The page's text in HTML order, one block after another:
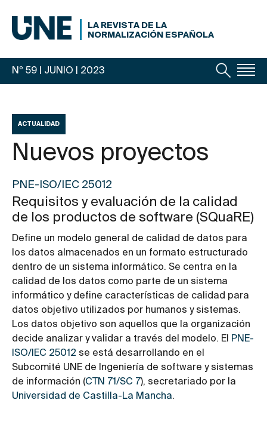
LA REVISTA DE LA
NORMALIZACIÓN ESPAÑOLA
Nº 59 | JUNIO | 2023
ACTUALIDAD
Nuevos proyectos
PNE-ISO/IEC 25012
Requisitos y evaluación de la calidad
de los productos de software (SQuaRE)
Define un modelo general de calidad de datos para
los datos almacenados en un formato estructurado
dentro de un sistema informático. Se centra en la
calidad de los datos como parte de un sistema
informático y define características de calidad para
datos objetivo utilizados por humanos y sistemas.
Los datos objetivo son aquellos que la organización
decide analizar y validar a través del modelo. El
PNE-
ISO/IEC 25012 se está desarrollando en el
Subcomité UNE de Ingeniería de software y sistemas
de información (CTN 71/SC 7), secretariado por la
Universidad de Castilla-La Mancha.